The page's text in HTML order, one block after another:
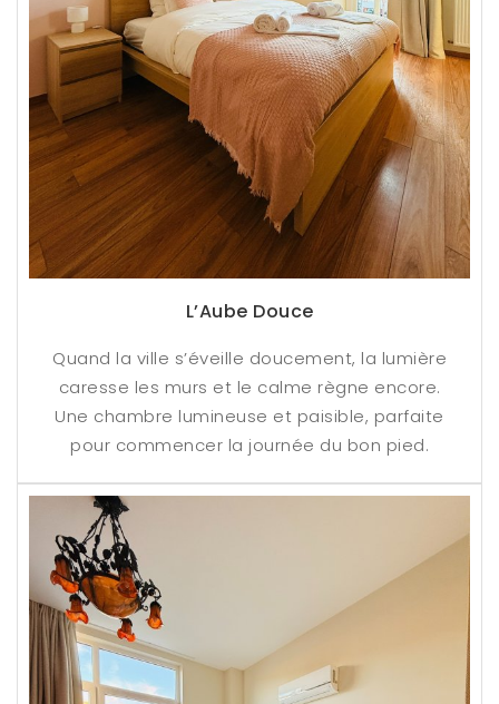
L’Aube Douce
Quand la ville s’éveille doucement, la lumière
caresse les murs et le calme règne encore.
Une chambre lumineuse et paisible, parfaite
pour commencer la journée du bon pied.